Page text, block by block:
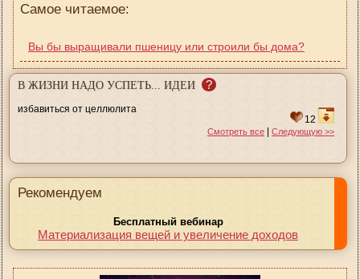
Самое читаемое:
Вы бы выращивали пшеницу или строили бы дома?
В ЖИЗНИ НАДО УСПЕТЬ... ИДЕИ ?
избавиться от целлюлита
12
Смотреть все | Следующую >>
Рекомендуем
Бесплатный вебинар
Материализация вещей и увеличение доходов